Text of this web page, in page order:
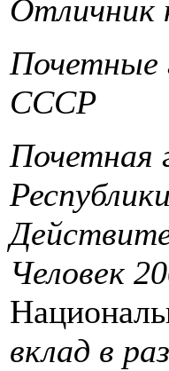
Отличник
Почетные
СССР
Почетная
Республики
Человек
вклад в